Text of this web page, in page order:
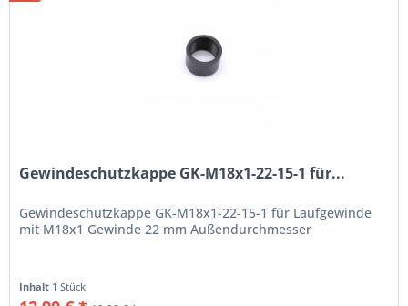
Gewindeschutzkappe GK-M18x1-22-15-1 für...
Gewindeschutzkappe GK-M18x1-22-15-1 für Laufgewinde
mit M18x1 Gewinde 22 mm Außendurchmesser
Inhalt 1 Stück